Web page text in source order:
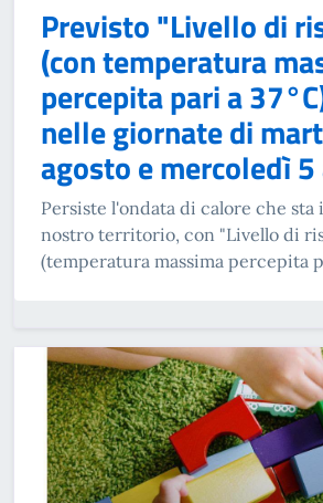
Previsto "Livello di
(con temperatura
percepita pari a
nelle giornate di
agosto e mercoledì
Persiste l'ondata di calore che sta
nostro territorio, con "Livello di
(temperatura massima percepita